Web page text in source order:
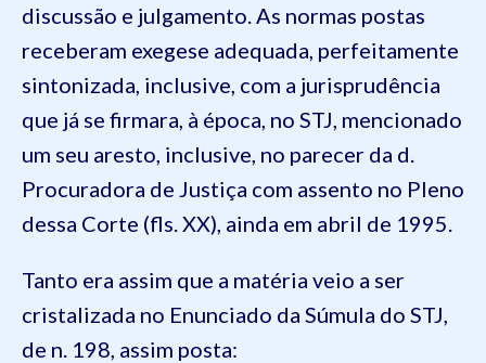
discussão e julgamento. As normas postas
receberam exegese adequada, perfeitamente
sintonizada, inclusive, com a jurisprudência
que já se firmara, à época, no STJ, mencionado
um seu aresto, inclusive, no parecer da d.
Procuradora de Justiça com assento no Pleno
dessa Corte (fls. XX), ainda em abril de 1995.
Tanto era assim que a matéria veio a ser
cristalizada no Enunciado da Súmula do STJ,
de n. 198, assim posta: